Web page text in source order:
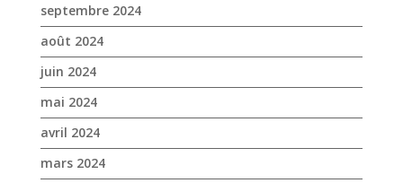
septembre 2024
août 2024
juin 2024
mai 2024
avril 2024
mars 2024